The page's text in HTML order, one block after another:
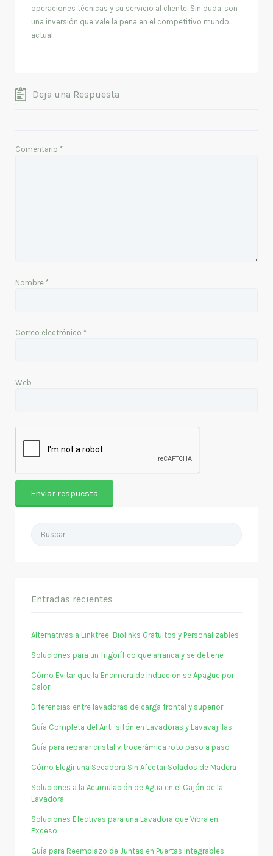
operaciones técnicas y su servicio al cliente. Sin duda, son
una inversión que vale la pena en el competitivo mundo
actual.
Deja una Respuesta
Comentario *
Nombre *
Correo electrónico *
Web
Entradas recientes
Alternativas a Linktree: Biolinks Gratuitos y Personalizables
Soluciones para un frigorífico que arranca y se detiene
Cómo Evitar que la Encimera de Inducción se Apague por
Calor
Diferencias entre lavadoras de carga frontal y superior
Guía Completa del Anti-sifón en Lavadoras y Lavavajillas
Guía para reparar cristal vitrocerámica roto paso a paso
Cómo Elegir una Secadora Sin Afectar Solados de Madera
Soluciones a la Acumulación de Agua en el Cajón de la
Lavadora
Soluciones Efectivas para una Lavadora que Vibra en
Exceso
Guía para Reemplazo de Juntas en Puertas Integrables